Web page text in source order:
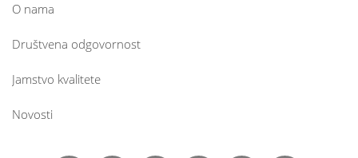
O nama
Društvena odgovornost
Jamstvo kvalitete
Novosti